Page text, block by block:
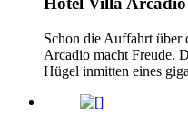
Schon die Auffahrt
Arcadio macht Freude.
Hügel inmitten eines